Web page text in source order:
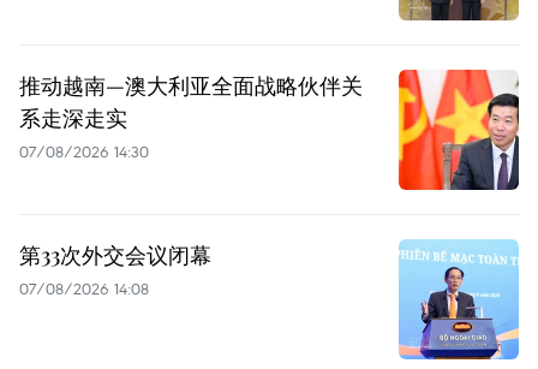
推动越南—澳大利亚全面战略伙伴关
系走深走实
07/08/2026 14:30
第33次外交会议闭幕
07/08/2026 14:08